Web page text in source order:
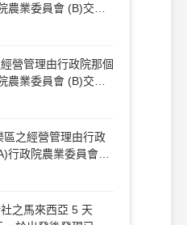
農業委員會 (B)交通
營管理由行政院那個
農業委員會 (B)交通
之馬來西亞 5 天